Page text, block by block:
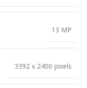
13 MP
3392 x 2400 pixels